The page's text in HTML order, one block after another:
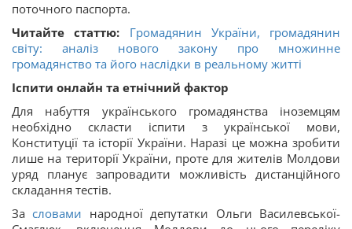
поточного паспорта.
Читайте статтю:
Громадянин України, громадянин
світу: аналіз нового закону про множинне
громадянство та його наслідки в реальному житті
Іспити онлайн та етнічний фактор
Для набуття українського громадянства іноземцям
необхідно скласти іспити з української мови,
Конституції та історії України. Наразі це можна зробити
лише на території України, проте для жителів Молдови
уряд планує запровадити можливість дистанційного
складання тестів.
Засловами народної депутатки Ольги Василевської-